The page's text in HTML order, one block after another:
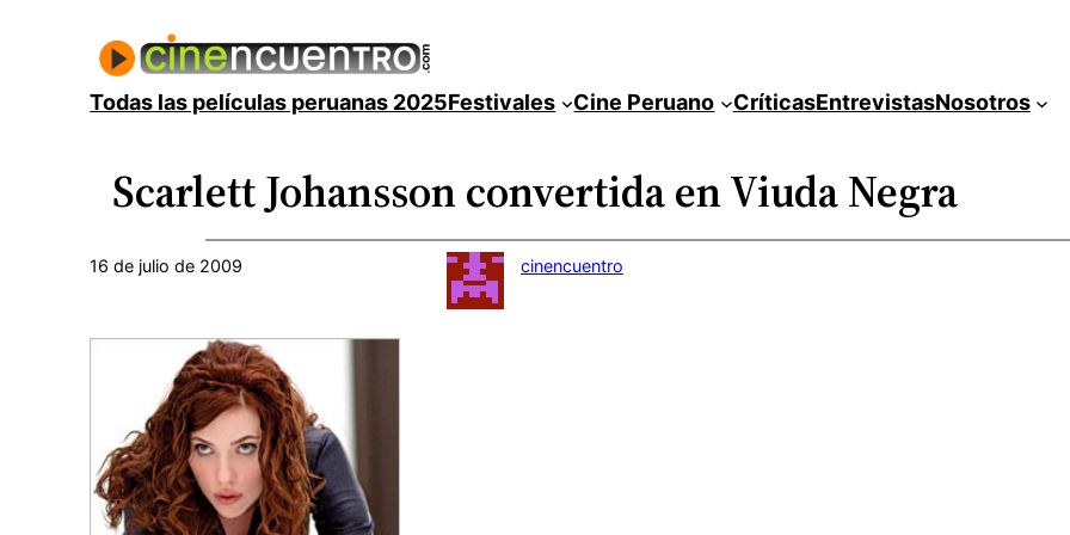
contenidoTodas las películas peruanas 2025Festivales Cine Peruano CríticasEntrevistasNosotros
Scarlett Johansson convertida en Viuda Negra
16 de julio de 2009 cinencuentro